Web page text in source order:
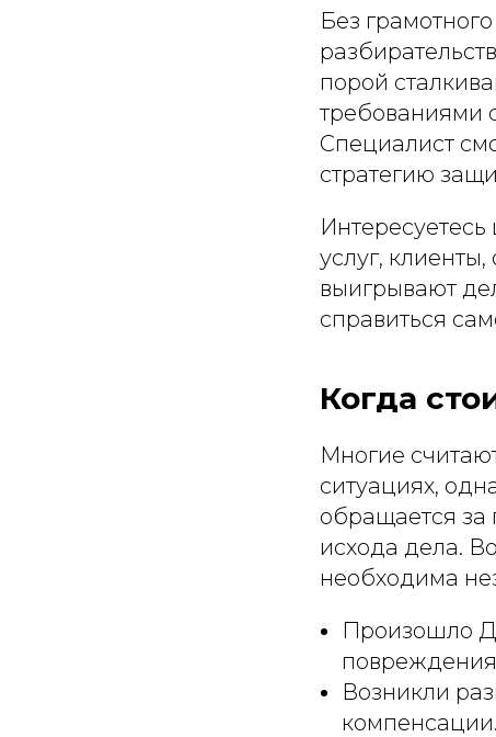
Без
порой
требованиями
Специалист
стратегию
услуг,
выигрывают
справиться
Когда
Многие
ситуациях,
обращается за
исхода дела.
необходима
Произошло
Возникли
компенсации.